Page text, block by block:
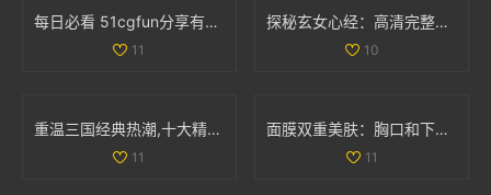
每日必看 51cgfun分享有趣趣闻助你防走丢
11
探秘玄女心经：高清完整版免费在线观看与解读
10
重温三国经典热潮,十大精彩三国手游推荐大盘点！
11
面膜双重美肤：胸口和下部位养护揭秘动图展示
11